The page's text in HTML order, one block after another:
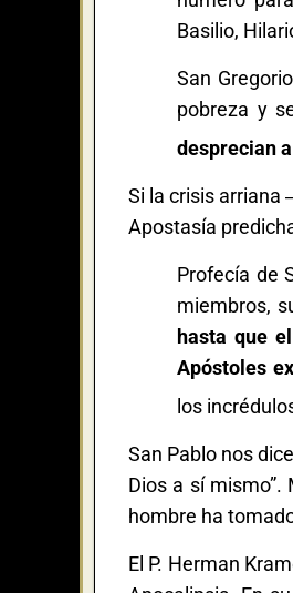
Basilio,
San
pobreza y
desprecian
Si la crisis arriana
Apostasía
Profecía de
miembros,
hasta que
Apóstoles
los
San Pablo nos
Dios a sí
hombre ha
El P. Herman